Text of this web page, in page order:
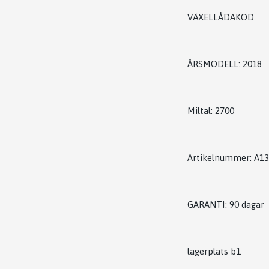
VÄXELLÅDAKOD:
ÅRSMODELL: 2018
Miltal: 2700
Artikelnummer:
GARANTI: 90 dagar
lagerplats b1